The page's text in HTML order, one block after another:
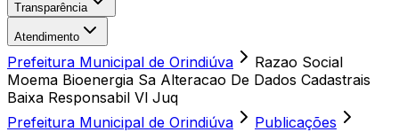
Transparência
Atendimento
Prefeitura Municipal de Orindiúva
Razao Social
Moema Bioenergia Sa Alteracao De Dados Cadastrais
Baixa Responsabil Vl Juq
Prefeitura Municipal de Orindiúva
Publicações